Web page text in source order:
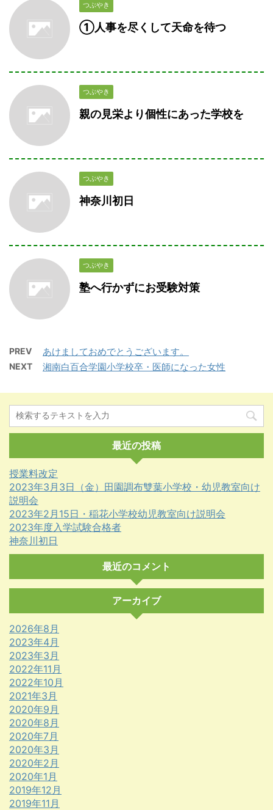
つぶやき
①人事を尽くして天命を待つ
つぶやき
親の見栄より個性にあった学校を
つぶやき
神奈川初日
つぶやき
塾へ行かずにお受験対策
PREV あけましておめでとうございます。
NEXT 湘南白百合学園小学校卒・医師になった女性
最近の投稿
授業料改定
2023年3月3日（金）田園調布雙葉小学校・幼児教室向け
説明会
2023年2月15日・稲花小学校幼児教室向け説明会
2023年度入学試験合格者
神奈川初日
最近のコメント
アーカイブ
2026年8月
2023年4月
2023年3月
2022年11月
2022年10月
2021年3月
2020年9月
2020年8月
2020年7月
2020年3月
2020年2月
2020年1月
2019年12月
2019年11月